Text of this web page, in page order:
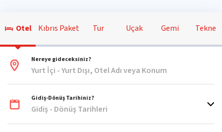
Otel Kıbrıs Paket Tur Uçak Gemi Tekne
Nereye gideceksiniz?
Yurt İçi - Yurt Dışı, Otel Adı veya Konum
Gidiş-Dönüş Tarihiniz?
Gidiş - Dönüş Tarihleri